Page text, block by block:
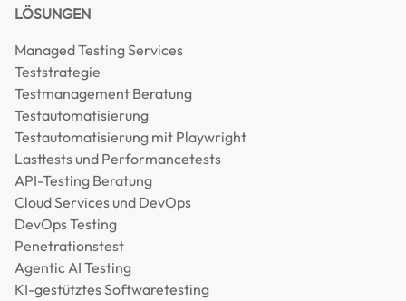
LÖSUNGEN
Managed Testing Services
Teststrategie
Testmanagement Beratung
Testautomatisierung
Testautomatisierung mit Playwright
Lasttests und Performancetests
API-Testing Beratung
Cloud Services und DevOps
DevOps Testing
Penetrationstest
Agentic AI Testing
KI-gestütztes Softwaretesting